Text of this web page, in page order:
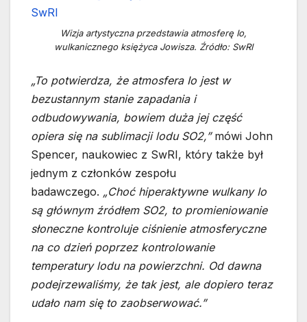
Wizja artystyczna przedstawia atmosferę Io,
wulkanicznego księżyca Jowisza. Źródło: SwRI
„To potwierdza, że atmosfera Io jest w
bezustannym stanie zapadania i
odbudowywania, bowiem duża jej część
opiera się na sublimacji lodu SO2,”mówi John
Spencer, naukowiec z SwRI, który także był
jednym z członków zespołu
badawczego. „Choć hiperaktywne wulkany Io
są głównym źródłem SO2, to promieniowanie
słoneczne kontroluje ciśnienie atmosferyczne
na co dzień poprzez kontrolowanie
temperatury lodu na powierzchni. Od dawna
podejrzewaliśmy, że tak jest, ale dopiero teraz
udało nam się to zaobserwować.”